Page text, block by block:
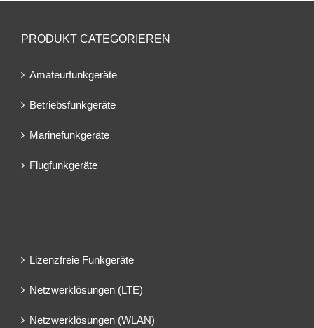
PRODUKT CATEGORIEREN
Amateurfunkgeräte
Betriebsfunkgeräte
Marinefunkgeräte
Flugfunkgeräte
Lizenzfreie Funkgeräte
Netzwerklösungen (LTE)
Netzwerklösungen (WLAN)